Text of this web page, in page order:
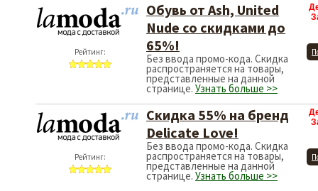
Рейтинг:
Обувь от Ash, United
Nude со скидками до
65%!
Без ввода промо-кода. Скидка
распространяется на товары,
представленные на данной
странице. Узнать больше >>
Рейтинг:
Скидка 55% на бренд
Delicate Love!
Без ввода промо-кода. Скидка
распространяется на товары,
представленные на данной
странице. Узнать больше >>